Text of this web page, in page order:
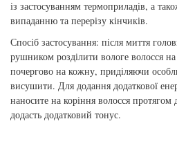
із застосуванням термоприладів, а
випаданню та перерізу кінчиків.
Спосіб застосування: після миття
рушником розділити вологе волосся
почергово на кожну, приділяючи
висушити. Для додання додаткової
наносите на коріння волосся протягом
додасть додатковий тонус.
об'єму тонкого волосся
Subtil Design - Серія стайлінг та
догляд
Subtil
Technique
Termix